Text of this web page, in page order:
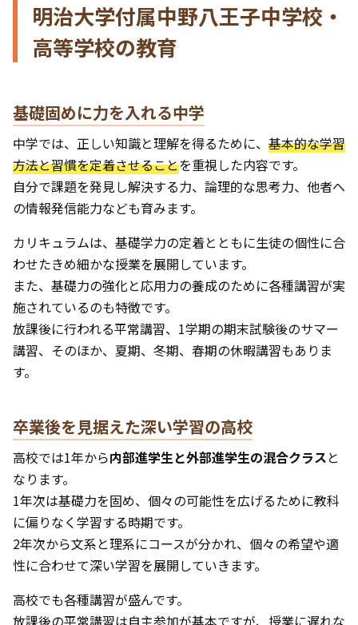
明治大学付属中野八王子中学校・
高等学校の教育
基礎固めに力を入れる中学
中学では、正しい知識と理解を得るために、 基本的な学習
方法と習慣を定着させることを重視した内容です。
自分で課題を発見し解決する力、論理的な思考力、他者へ
の情報発信能力なども育みます。
カリキュラムは、基礎学力の定着とともに生徒の個性に合
わせたきめ細かな授業を展開しています。
また、基礎力の強化と応用力の養成のために各種講習が実
施されているのも特徴です。
放課後に行われる平常講習、1学期の期末試験後のサマー
講習、そのほか、夏期、冬期、春期の休暇講習もありま
す。
卒業後を見据えた深い学習の高校
高校では1年から内部進学生と外部進学生の混合クラスと
なります。
1年次は基礎力を固め、個々の可能性を広げるために教科
に偏りなく学習する時期です。
2年次から文系と理系にコースが分かれ、個々の希望や適
性に合わせて深い学習を展開していきます。
高校でも各種講習が盛んです。